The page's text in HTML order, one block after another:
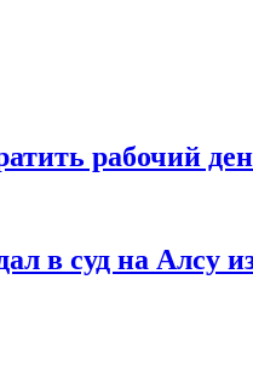
рабочий
в суд на Алсу